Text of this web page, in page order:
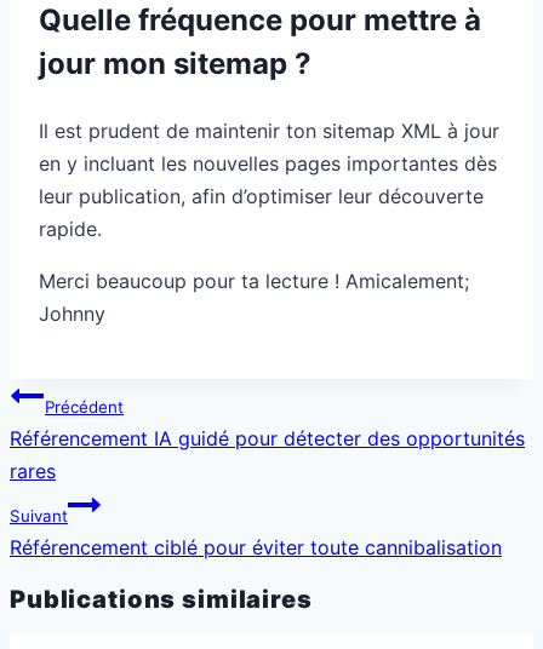
Quelle fréquence pour mettre à
jour mon sitemap ?
Il est prudent de maintenir ton sitemap XML à jour
en y incluant les nouvelles pages importantes dès
leur publication, afin d’optimiser leur découverte
rapide.
Merci beaucoup pour ta lecture ! Amicalement;
Johnny
Navigation
de
l’article
Précédent
Référencement IA guidé pour détecter des opportunités
rares
Suivant
Référencement ciblé pour éviter toute cannibalisation
Publications similaires